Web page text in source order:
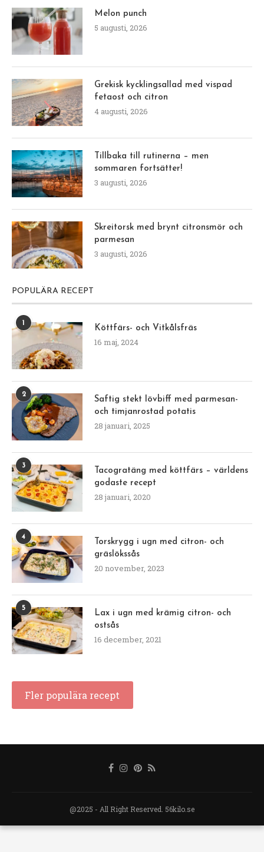
Melon punch
5 augusti, 2026
Grekisk kycklingsallad med vispad
fetaost och citron
4 augusti, 2026
Tillbaka till rutinerna – men
sommaren fortsätter!
3 augusti, 2026
Skreitorsk med brynt citronsmör och
parmesan
3 augusti, 2026
POPULÄRA RECEPT
1
Köttfärs- och Vitkålsfräs
16 maj, 2024
2
Saftig stekt lövbiff med parmesan-
och timjanrostad potatis
28 januari, 2025
3
Tacogratäng med köttfärs – världens
godaste recept
28 januari, 2020
4
Torskrygg i ugn med citron- och
gräslökssås
20 november, 2023
5
Lax i ugn med krämig citron- och
ostsås
16 december, 2021
Fler populära recept
@2025 - All Right Reserved. 56kilo.se